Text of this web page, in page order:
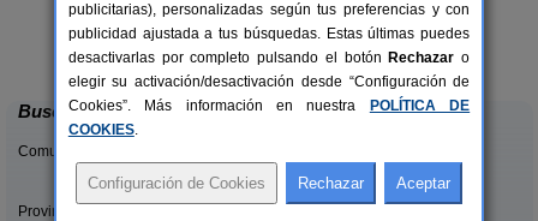
3-12 pers.
desde22 €
La Casa de La Posada
Ribagorda (Cuenca)
Buscar
Comunidades:
Provincias/Islas:
publicitarias), personalizadas según tus preferencias y con
publicidad ajustada a tus búsquedas. Estas últimas puedes
desactivarlas por completo pulsando el botón Rechazar o
elegir su activación/desactivación desde “Configuración de
Cookies”. Más información en nuestra
POLÍTICA DE
COOKIES.